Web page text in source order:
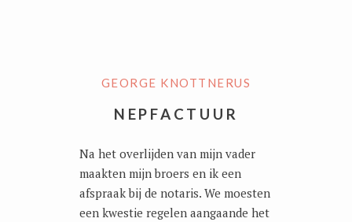
GEORGE KNOTTNERUS
NEPFACTUUR
Na het overlijden van mijn vader
maakten mijn broers en ik een
afspraak bij de notaris. We moesten
een kwestie regelen aangaande het